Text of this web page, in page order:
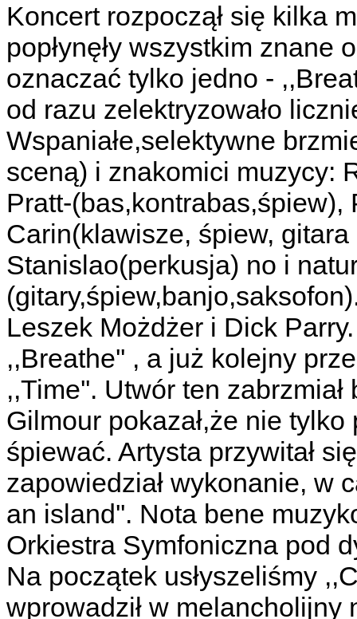
Koncert rozpoczął się kilka
popłynęły wszystkim znane
oznaczać tylko jedno -
od razu zelektryzowało
Wspaniałe,selektywne
sceną) i znakomici muzycy:
Pratt-
Carin(klawisze, śpiew,
Stanislao(perkusja) no i
Leszek Możdżer i Dick
,,Breathe'' , a już kolejny
,,Time''. Utwór ten
Gilmour pokazał,że nie
śpiewać. Artysta przywitał
zapowiedział wykonanie, w
an island''. Nota bene
Orkiestra Symfoniczna pod
Na początek usłyszeliśmy
wprowadził w melancholijny